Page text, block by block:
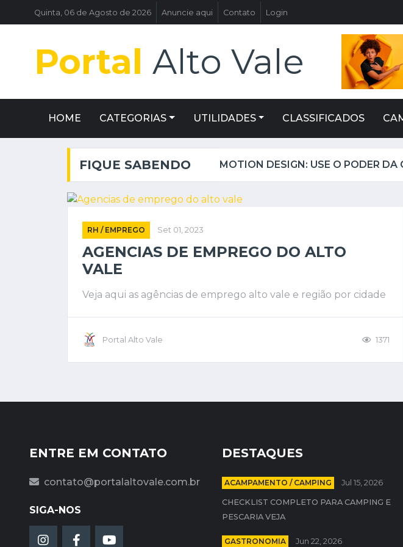
Quinta, 06 de Agosto de 2026 Anuncie aqui Contato Login
Portal Alto Vale
HOME CATEGORIAS UTILIDADES CLASSIFICADOS
FIQUE SABENDO
RH / EMPREGO Set 01, 2023
AGENCIAS DE EMPREGO DO ALTO
VALE
Veja aqui as agências de emprego alto vale e região por cidade
Portal Alto Vale 1371
ENTRE EM CONTATO
contato@portalaltovale.com.br
SIGA-NOS
DESTAQUES
ACAMPAMENTO / CAMPING Jul 15, 2026
CHECKLIST COMPLETO PARA CAMPING E
PESCARIA VEJA
GASTRONOMIA Jun 22, 2026